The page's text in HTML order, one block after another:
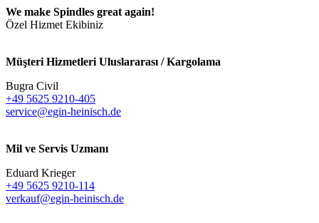
We make Spindles great again!
Özel Hizmet Ekibiniz
Müşteri Hizmetleri Uluslararası / Kargolama
Bugra Civil
+49 5625 9210-405
service@egin-heinisch.de
Mil ve Servis Uzmanı
Eduard Krieger
+49 5625 9210-114
verkauf@egin-heinisch.de